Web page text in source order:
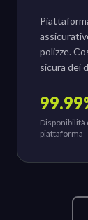
polizze.
sicura dei
Disponibilità
piattaforma